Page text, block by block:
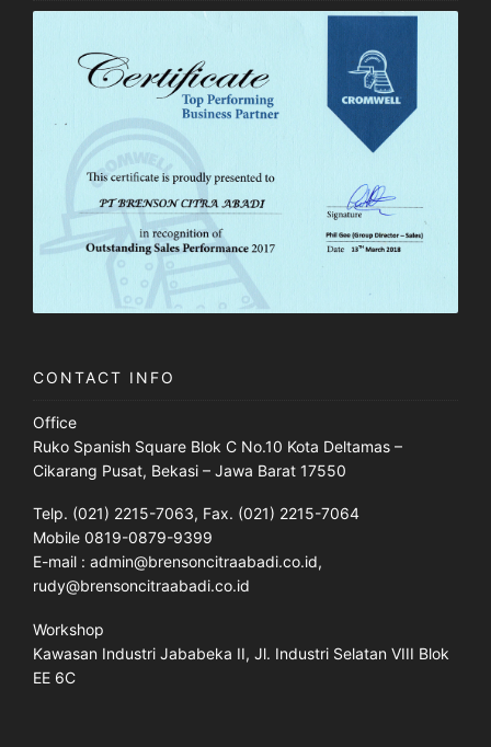
CONTACT INFO
Office
Ruko Spanish Square Blok C No.10 Kota Deltamas –
Cikarang Pusat, Bekasi – Jawa Barat 17550
Telp. (021) 2215-7063, Fax. (021) 2215-7064
Mobile 0819-0879-9399
E-mail : admin@brensoncitraabadi.co.id,
rudy@brensoncitraabadi.co.id
Workshop
Kawasan Industri Jababeka II, Jl. Industri Selatan VIII Blok
EE 6C